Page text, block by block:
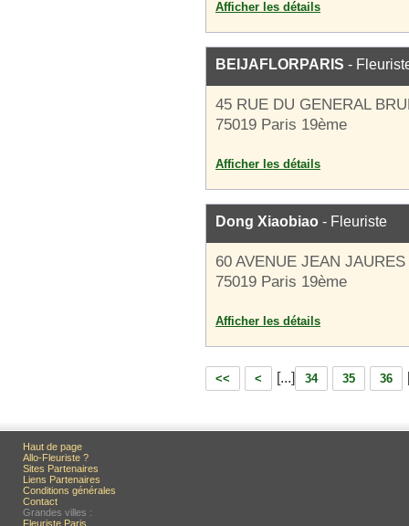
Afficher les détails
BEIJAFLORPARIS -
45 RUE DU GENERAL
75019 Paris 19ème
Afficher les détails
Dong Xiaobiao - Fleuriste
60 AVENUE JEAN JAURES
75019 Paris 19ème
Afficher les détails
<< < [...] 34 35 36
Haut de page
Allo-Fleuriste ?
Sites Partenaires
Liens Partenaires
Conditions générales
Contact
Grandes villes :
Fleuriste Paris